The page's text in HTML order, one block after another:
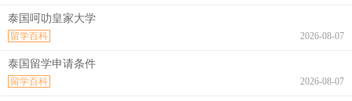
泰国呵叻皇家大学
2026-08-07
留学百科
泰国留学申请条件
2026-08-07
留学百科